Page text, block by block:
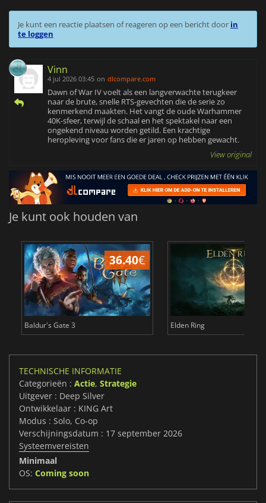
Je kunt een reactie plaatsen of reageren op een bericht door in
te loggen
Vinn
4 jul 2026 03:45 on dlcompare.com
Dawn of War IV voelt als een langverwachte terugkeer
naar de brute, snelle RTS-gevechten die de serie zo
kenmerkend maakten. Het vangt de oude Warhammer
40K-sfeer, terwijl de schaal en het spektakel naar een
ongekend niveau worden getild. Een krachtige
heropleving voor fans die er jaren op hebben gewacht.
View original
Je kunt ook houden van
36.40€
Baldur's Gate 3 Elden Ring
TECHNISCHE INFORMATIE
Categorieën : Actie, Strategie
Uitgever : Deep Silver
Ontwikkelaar : KING Art
Modus : Solo, Co-op
Verschijningsdatum : 17 september 2026
Systeemvereisten
Minimaal
OS: Coming soon